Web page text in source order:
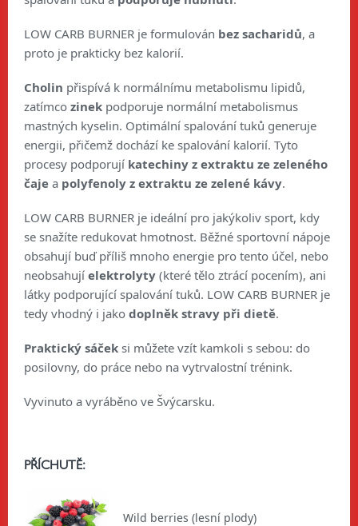
LOW CARB BURNER je formulován bez sacharidů, a
proto je prakticky bez kalorií.
Cholin přispívá k normálnímu metabolismu lipidů,
zatímco zinek podporuje normální metabolismus
mastných kyselin. Optimální spalování tuků generuje
energii, přičemž dochází ke spalování kalorií. Tyto
procesy podporují katechiny z extraktu ze zeleného
čaje a polyfenoly z extraktu ze zelené kávy.
LOW CARB BURNER je ideální pro jakýkoliv sport, kdy
se snažíte redukovat hmotnost. Běžné sportovní nápoje
obsahují buď příliš mnoho energie pro tento účel, nebo
neobsahují elektrolyty (které tělo ztrácí pocením), ani
látky podporující spalování tuků. LOW CARB BURNER je
tedy vhodný i jako doplněk stravy při dietě.
Praktický sáček si můžete vzít kamkoli s sebou: do
posilovny, do práce nebo na vytrvalostní trénink.
Vyvinuto a vyráběno ve Švýcarsku.
PŘÍCHUTĚ:
Wild berries (lesní plody)